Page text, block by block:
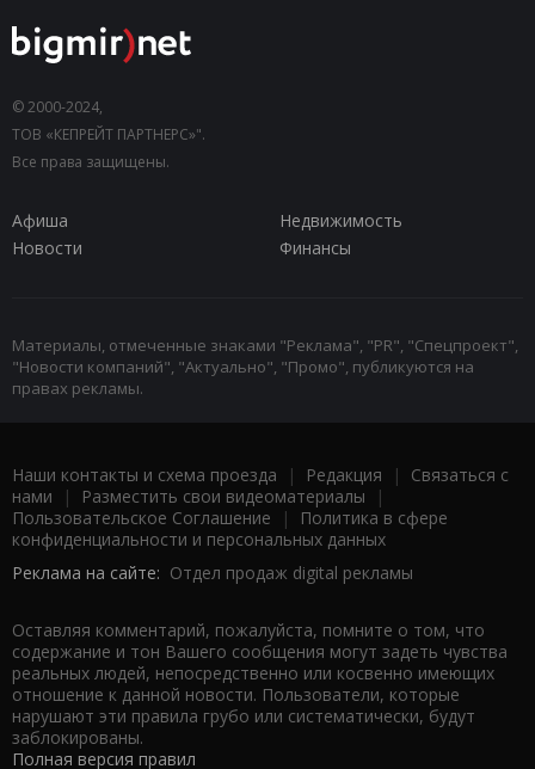
© 2000-2024,
ТОВ «КЕПРЕЙТ ПАРТНЕРС»".
Все права защищены.
Афиша
Недвижимость
Новости
Финансы
Материалы, отмеченные знаками "Реклама", "PR", "Спецпроект",
"Новости компаний", "Актуально", "Промо", публикуются на
правах рекламы.
Наши контакты и схема проезда | Редакция | Связаться с
нами | Разместить свои видеоматериалы |
Пользовательское Соглашение |
Политика в сфере
конфиденциальности и персональных данных
Реклама на сайте: Отдел продаж digital рекламы
Оставляя комментарий, пожалуйста, помните о том, что
содержание и тон Вашего сообщения могут задеть чувства
реальных людей, непосредственно или косвенно имеющих
отношение к данной новости. Пользователи, которые
нарушают эти правила грубо или систематически, будут
заблокированы.
Полная версия правил